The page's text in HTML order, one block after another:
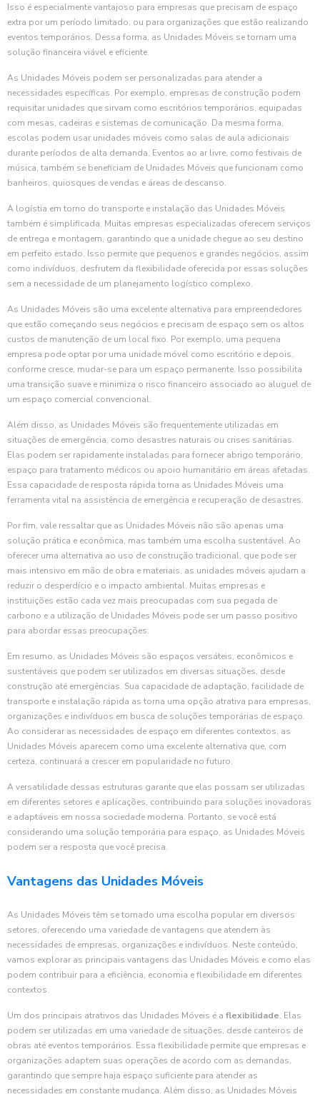
Isso é especialmente vantajoso para empresas que precisam de espaço
extra por um período limitado, ou para organizações que estão realizando
eventos temporários. Dessa forma, as Unidades Móveis se tornam uma
solução financeira viável e eficiente.
As Unidades Móveis podem ser personalizadas para atender a
necessidades específicas. Por exemplo, empresas de construção podem
requisitar unidades que sirvam como escritórios temporários, equipadas
com mesas, cadeiras e sistemas de comunicação. Da mesma forma,
escolas podem usar unidades móveis como salas de aula adicionais
durante períodos de alta demanda. Eventos ao ar livre, como festivais de
música, também se beneficiam de Unidades Móveis que funcionam como
banheiros, quiosques de vendas e áreas de descanso.
A logístia em torno do transporte e instalação das Unidades Móveis
também é simplificada. Muitas empresas especializadas oferecem serviços
de entrega e montagem, garantindo que a unidade chegue ao seu destino
em perfeito estado. Isso permite que pequenos e grandes negócios, assim
como indivíduos, desfrutem da flexibilidade oferecida por essas soluções
sem a necessidade de um planejamento logístico complexo.
As Unidades Móveis são uma excelente alternativa para empreendedores
que estão começando seus negócios e precisam de espaço sem os altos
custos de manutenção de um local fixo. Por exemplo, uma pequena
empresa pode optar por uma unidade móvel como escritório e depois,
conforme cresce, mudar-se para um espaço permanente. Isso possibilita
uma transição suave e minimiza o risco financeiro associado ao aluguel de
um espaço comercial convencional.
Além disso, as Unidades Móveis são frequentemente utilizadas em
situações de emergência, como desastres naturais ou crises sanitárias.
Elas podem ser rapidamente instaladas para fornecer abrigo temporário,
espaço para tratamento médicos ou apoio humanitário em áreas afetadas.
Essa capacidade de resposta rápida torna as Unidades Móveis uma
ferramenta vital na assistência de emergência e recuperação de desastres.
Por fim, vale ressaltar que as Unidades Móveis não são apenas uma
solução prática e econômica, mas também uma escolha sustentável. Ao
oferecer uma alternativa ao uso de construção tradicional, que pode ser
mais intensivo em mão de obra e materiais, as unidades móveis ajudam a
reduzir o desperdício e o impacto ambiental. Muitas empresas e
instituições estão cada vez mais preocupadas com sua pegada de
carbono e a utilização de Unidades Móveis pode ser um passo positivo
para abordar essas preocupações.
Em resumo, as Unidades Móveis são espaços versáteis, econômicos e
sustentáveis que podem ser utilizados em diversas situações, desde
construção até emergências. Sua capacidade de adaptação, facilidade de
transporte e instalação rápida as torna uma opção atrativa para empresas,
organizações e indivíduos em busca de soluções temporárias de espaço.
Ao considerar as necessidades de espaço em diferentes contextos, as
Unidades Móveis aparecem como uma excelente alternativa que, com
certeza, continuará a crescer em popularidade no futuro.
A versatilidade dessas estruturas garante que elas possam ser utilizadas
em diferentes setores e aplicações, contribuindo para soluções inovadoras
e adaptáveis em nossa sociedade moderna. Portanto, se você está
considerando uma solução temporária para espaço, as Unidades Móveis
podem ser a resposta que você precisa.
Vantagens das Unidades Móveis
As Unidades Móveis têm se tornado uma escolha popular em diversos
setores, oferecendo uma variedade de vantagens que atendem às
necessidades de empresas, organizações e indivíduos. Neste conteúdo,
vamos explorar as principais vantagens das Unidades Móveis e como elas
podem contribuir para a eficiência, economia e flexibilidade em diferentes
contextos.
Um dos principais atrativos das Unidades Móveis é a flexibilidade. Elas
podem ser utilizadas em uma variedade de situações, desde canteiros de
obras até eventos temporários. Essa flexibilidade permite que empresas e
organizações adaptem suas operações de acordo com as demandas,
garantindo que sempre haja espaço suficiente para atender as
necessidades em constante mudança. Além disso, as Unidades Móveis